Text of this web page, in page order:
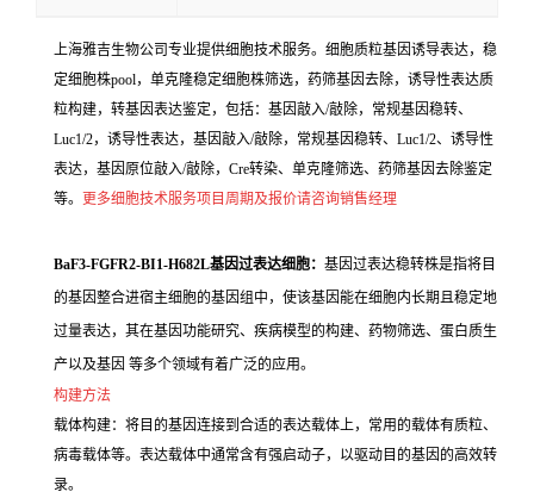
上海雅吉生物公司专业提供细胞技术服务。细胞质粒基因诱导表达，稳
定细胞株pool，单克隆稳定细胞株筛选，药筛基因去除，诱导性表达质
粒构建，转基因表达鉴定，包括：基因敲入/敲除，常规基因稳转、
Luc1/2，诱导性表达，基因敲入/敲除，常规基因稳转、Luc1/2、诱导性
表达，基因原位敲入/敲除，Cre转染、单克隆筛选、药筛基因去除鉴定
等。 更多细胞技术服务项目周期及报价请咨询销售经理
BaF3-FGFR2-BI1-H682L基因过表达细胞： 基因过表达稳转株是指将目
的基因整合进宿主细胞的基因组中，使该基因能在细胞内长期且稳定地
过量表达，其在基因功能研究、疾病模型的构建、药物筛选、蛋白质生
产以及基因 等多个领域有着广泛的应用。
构建方法
载体构建：将目的基因连接到合适的表达载体上，常用的载体有质粒、
病毒载体等。表达载体中通常含有强启动子，以驱动目的基因的高效转
录。